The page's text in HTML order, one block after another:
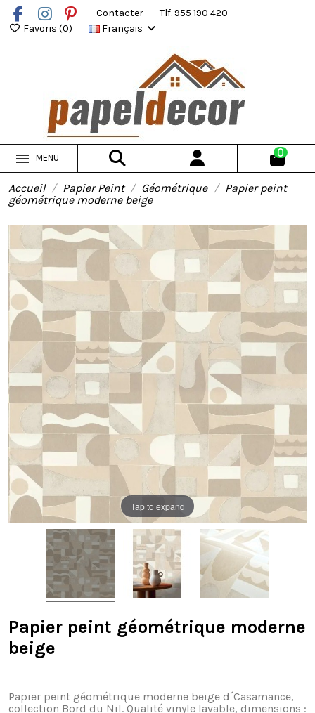
Contacter
Tlf. 955 190 420
Favoris (0) Français
MENU 0
Accueil Papier Peint Géométrique
Papier peint
géométrique moderne beige
Tap to expand
Papier peint géométrique moderne
beige
Papier peint géométrique moderne beige d´Casamance,
collection Bord du Nil. Qualité vinyle lavable, dimensions :